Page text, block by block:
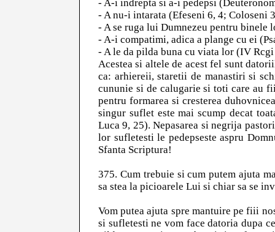
- A-i indrepta si a-i pedepsi
- A nu-i intarata (Efeseni 6, 4; Coloseni
- A se ruga lui Dumnezeu pentru binele
- A-i compatimi, adica a plange cu ei
- A le da pilda buna cu viata lor (IV
Acestea si altele de acest fel sunt
ca: arhiereii, staretii de manastiri si
cununie si de calugarie si toti care au
pentru formarea si cresterea
singur suflet este mai scump decat
Luca 9, 25). Nepasarea si negrija
lor sufletesti le pedepseste aspru
Sfanta Scriptura!
375. Cum trebuie si cum putem ajuta
sa stea la picioarele Lui si chiar sa se
Vom putea ajuta spre mantuire pe fiii
si sufletesti ne vom face datoria dupa